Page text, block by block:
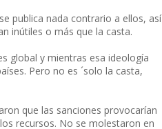
publica nada contrario a ellos, así
inútiles o más que la casta.
global y mientras esa ideología
Pero no es ´solo la casta,
que las sanciones provocarían
recursos. No se molestaron en